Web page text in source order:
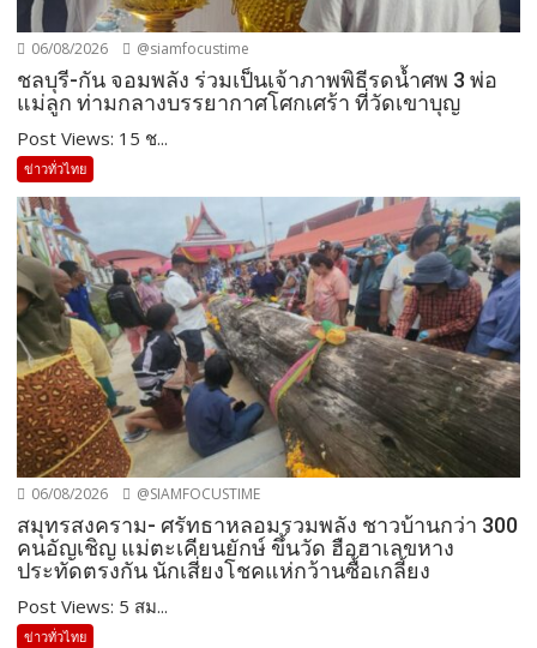
06/08/2026 @siamfocustime
ชลบุรี-กัน จอมพลัง ร่วมเป็นเจ้าภาพพิธีรดน้ำศพ 3 พ่อ
แม่ลูก ท่ามกลางบรรยากาศโศกเศร้า ที่วัดเขาบุญ
Post Views: 15 ช...
ข่าวทั่วไทย
06/08/2026 @SIAMFOCUSTIME
สมุทรสงคราม- ศรัทธาหลอมรวมพลัง ชาวบ้านกว่า 300
คนอัญเชิญ แม่ตะเคียนยักษ์ ขึ้นวัด ฮือฮาเลขหาง
ประทัดตรงกัน นักเสี่ยงโชคแห่กว้านซื้อเกลี้ยง
Post Views: 5 สม...
ข่าวทั่วไทย